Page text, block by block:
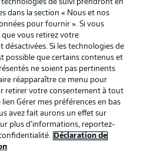
Conditions d’utilisation des
Gérer mes préférences
Diffuseurs
Contact
Joueurs
technologies de suivi prendront en
dans la section « Nous et nos
pour fournir ». Si vous
que vous retirez votre
désactivées. Si les technologies de
possible que certains contenus et
ne soient pas pertinents
réapparaître ce menu pour
retirer votre consentement à tout
Gérer mes préférences en bas
avez fait aurons un effet sur
plus d’informations, reportez-
Déclaration de